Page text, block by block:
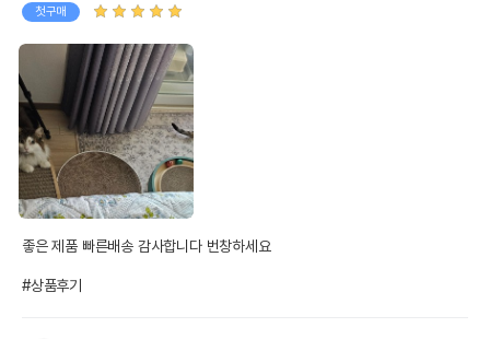
첫구매
좋은 제품 빠른배송 감사합니다 번창하세요
#상품후기